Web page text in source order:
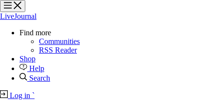
?
?
?
?
LiveJournal
Find more
Communities
RSS Reader
Shop
Help
Search
Log in `